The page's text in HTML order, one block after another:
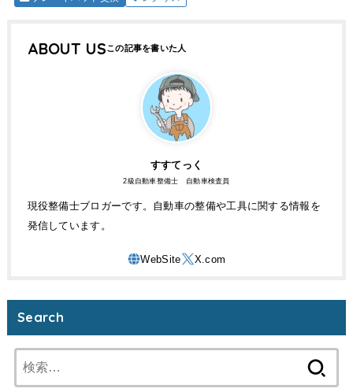
ABOUT US
すすてっく
2級自動車整備士 自動車検査員
現役整備士ブロガーです。自動車の整備や工具に関する情報を
発信しています。
Search
索: